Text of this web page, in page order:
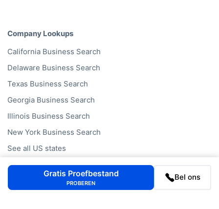
Company Lookups
California Business Search
Delaware Business Search
Texas Business Search
Georgia Business Search
Illinois Business Search
New York Business Search
See all US states
Gratis Proefbestand
PROBEREN
Bel ons